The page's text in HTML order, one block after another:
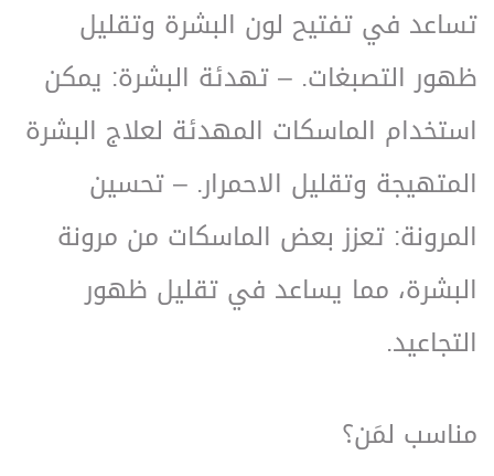
تساعد في تفتيح لون البشرة وتقليل
ظهور التصبغات. – تهدئة البشرة: يمكن
استخدام الماسكات المهدئة لعلاج البشرة
المتهيجة وتقليل الاحمرار. – تحسين
المرونة: تعزز بعض الماسكات من مرونة
البشرة، مما يساعد في تقليل ظهور
التجاعيد.
مناسب لمَن؟